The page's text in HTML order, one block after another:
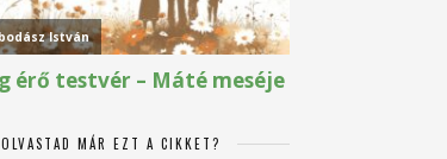
OLVASTAD MÁR EZT A CIKKET?